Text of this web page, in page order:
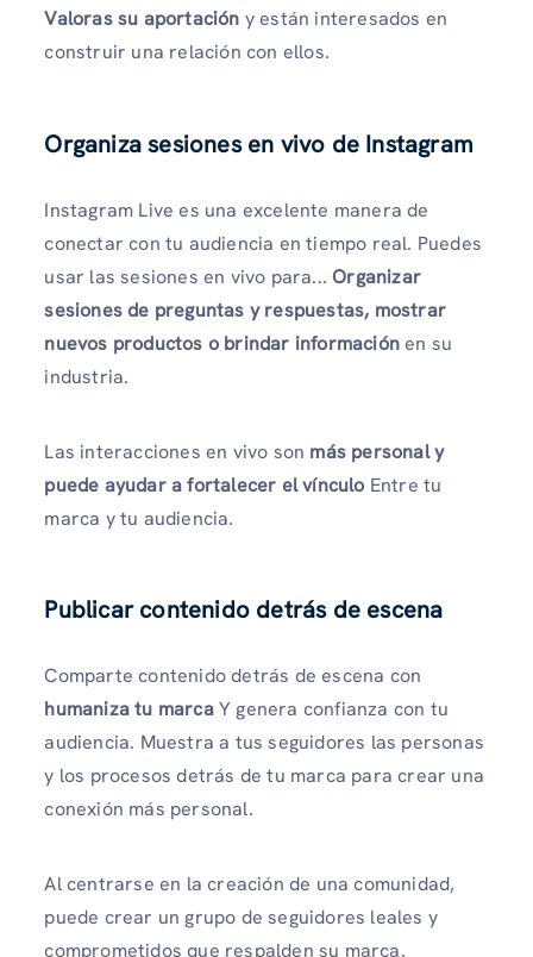
Valoras su aportación y están interesados ​​en
construir una relación con ellos.
Organiza sesiones en vivo de Instagram
Instagram Live es una excelente manera de
conectar con tu audiencia en tiempo real. Puedes
usar las sesiones en vivo para...Organizar
sesiones de preguntas y respuestas, mostrar
nuevos productos o brindar informaciónen su
industria.
Las interacciones en vivo son más personal y
puede ayudar a fortalecer el vínculo Entre tu
marca y tu audiencia.
Publicar contenido detrás de escena
Comparte contenido detrás de escena con
humaniza tu marcaY genera confianza con tu
audiencia. Muestra a tus seguidores las personas
y los procesos detrás de tu marca para crear una
conexión más personal.
Al centrarse en la creación de una comunidad,
puede crear un grupo de seguidores leales y
comprometidos que respalden su marca.